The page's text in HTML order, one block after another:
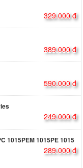
329.000 đ
389.000 đ
590.000 đ
249.000 đ
1015PEM 1015PE 1015
289.000 đ